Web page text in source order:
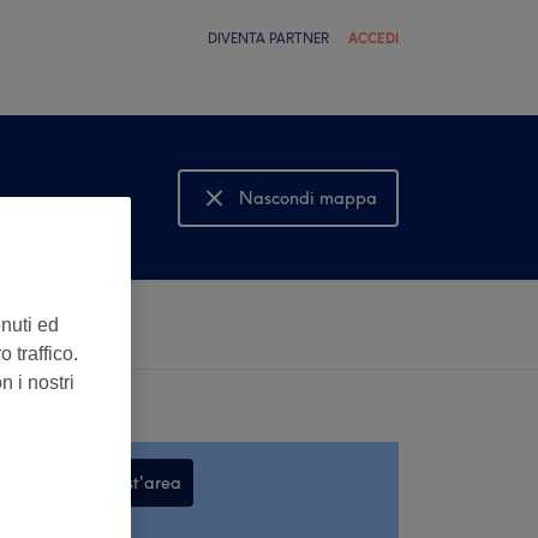
DIVENTA PARTNER ACCEDI
Nascondi mappa
Mostra mappa
Cerca in quest'area
ed
traffico.
i nostri